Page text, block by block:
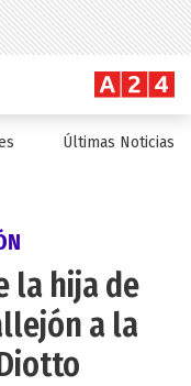
Últimas Noticias
la hija de
a la